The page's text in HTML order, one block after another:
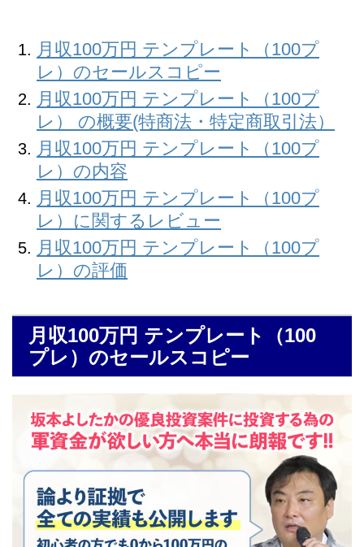
月収100万円 テンプレート（100プ
レ）のセールスコピー
月収100万円 テンプレート（100プ
レ） の概要(特商法・特定商取引法）
月収100万円 テンプレート（100プ
レ）の内容
月収100万円 テンプレート（100プ
レ）に関するレビュー
月収100万円 テンプレート（100プ
レ）の評価
月収100万円 テンプレート（100
プレ）のセールスコピー